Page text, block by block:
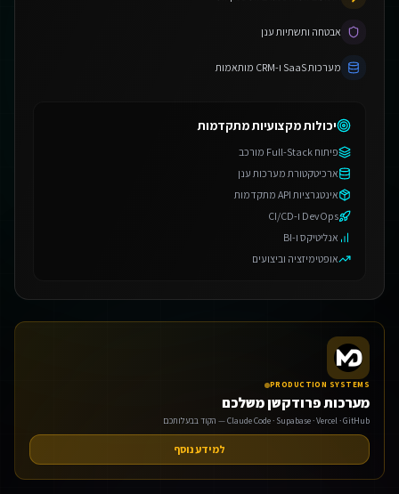
אבטחה ותשתיות ענן
מערכות SaaS ו-CRM מותאמות
יכולות מקצועיות מתקדמות
פיתוח Full-Stack מורכב
ארכיטקטורת מערכות ענן
אינטגרציות API מתקדמות
DevOps ו-CI/CD
אנליטיקס ו-BI
אופטימיזציה וביצועים
PRODUCTION SYSTEMS
מערכות פרודקשן משלכם
Claude Code · Supabase · Vercel · GitHub — הקוד בבעלותכם
למידע נוסף